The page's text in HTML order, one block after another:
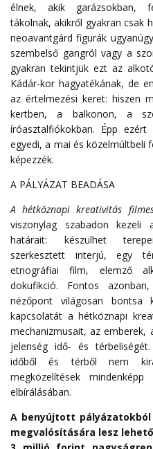
élnek, akik garázsokban,
tákolnak, akikről gyakran csak
neoavantgárd figurák
szembelső gangról vagy a
gyakran tekintjük ezt az
Kádár-kor hagyatékának, de
az értelmezési keret: hiszen
kertben, a balkonon, a
íróasztalfiókokban. Épp
egyedi, a mai és közelmúltbeli
képezzék.
A PÁLYÁZAT BEADÁSA
A hétköznapi kreativitás
viszonylag szabadon
határait: készülhet
szerkesztett interjú, egy
etnográfiai film, elemző
dokufikció. Fontos
nézőpont világosan
kapcsolatát a hétköznapi
mechanizmusait, az
jelenség idő- és
időből és térből nem
megközelítések
elbírálásában.
A benyújtott
megvalósítására lesz